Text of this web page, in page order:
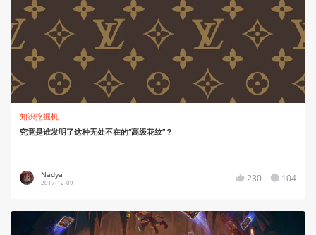
知识挖掘机
究竟是谁发明了这种无处不在的“高级花纹”？
Nadya
2017-12-09 230 104